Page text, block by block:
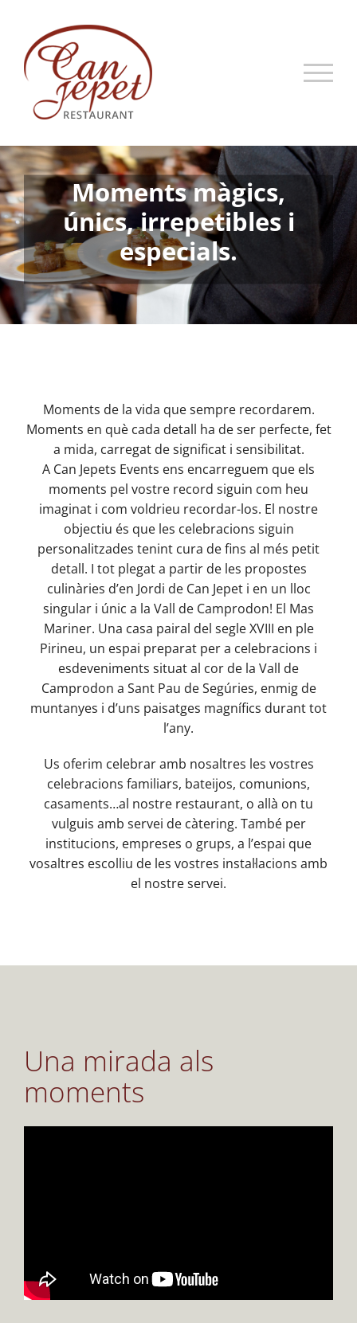
content
Moments màgics,
únics, irrepetibles i
especials.
Moments de la vida que sempre recordarem.
Moments en què cada detall ha de ser perfecte, fet
a mida, carregat de significat i sensibilitat.
A Can Jepets Events ens encarreguem que els
moments pel vostre record siguin com heu
imaginat i com voldrieu recordar-los. El nostre
objectiu és que les celebracions siguin
personalitzades tenint cura de fins al més petit
detall. I tot plegat a partir de les propostes
culinàries d’en Jordi de Can Jepet i en un lloc
singular i únic a la Vall de Camprodon! El Mas
Mariner. Una casa pairal del segle XVIII en ple
Pirineu, un espai preparat per a celebracions i
esdeveniments situat al cor de la Vall de
Camprodon a Sant Pau de Segúries, enmig de
muntanyes i d’uns paisatges magnífics durant tot
l’any.
Us oferim celebrar amb nosaltres les vostres
celebracions familiars, bateijos, comunions,
casaments…al nostre restaurant, o allà on tu
vulguis amb servei de càtering. També per
institucions, empreses o grups, a l’espai que
vosaltres escolliu de les vostres instal·lacions amb
el nostre servei.
Una mirada als
moments